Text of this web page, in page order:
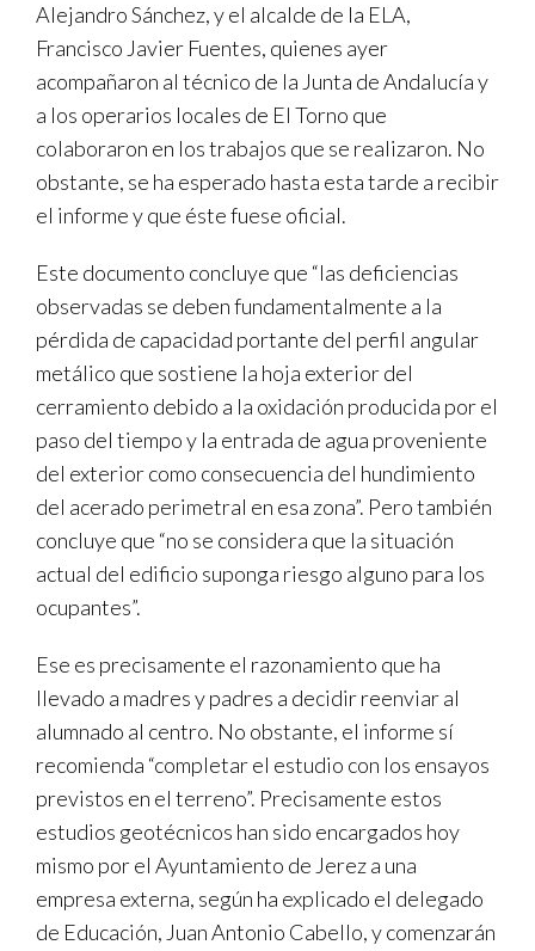
Alejandro Sánchez, y el alcalde de la ELA,
Francisco Javier Fuentes, quienes ayer
acompañaron al técnico de la Junta de Andalucía y
a los operarios locales de El Torno que
colaboraron en los trabajos que se realizaron. No
obstante, se ha esperado hasta esta tarde a recibir
el informe y que éste fuese oficial.
Este documento concluye que “las deficiencias
observadas se deben fundamentalmente a la
pérdida de capacidad portante del perfil angular
metálico que sostiene la hoja exterior del
cerramiento debido a la oxidación producida por el
paso del tiempo y la entrada de agua proveniente
del exterior como consecuencia del hundimiento
del acerado perimetral en esa zona”. Pero también
concluye que “no se considera que la situación
actual del edificio suponga riesgo alguno para los
ocupantes”.
Ese es precisamente el razonamiento que ha
llevado a madres y padres a decidir reenviar al
alumnado al centro. No obstante, el informe sí
recomienda “completar el estudio con los ensayos
previstos en el terreno”. Precisamente estos
estudios geotécnicos han sido encargados hoy
mismo por el Ayuntamiento de Jerez a una
empresa externa, según ha explicado el delegado
de Educación, Juan Antonio Cabello, y comenzarán